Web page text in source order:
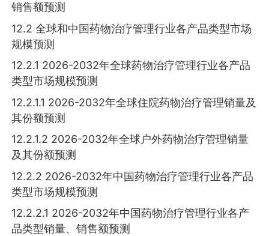
销售额预测
12.2 全球和中国药物治疗管理行业各产品类型市场
规模预测
12.2.1 2026-2032年全球药物治疗管理行业各产品
类型市场规模预测
12.2.1.1 2026-2032年全球住院药物治疗管理销量及
其份额预测
12.2.1.2 2026-2032年全球户外药物治疗管理销量
及其份额预测
12.2.2 2026-2032年中国药物治疗管理行业各产品
类型市场规模预测
12.2.2.1 2026-2032年中国药物治疗管理行业各产
品类型销量、销售额预测